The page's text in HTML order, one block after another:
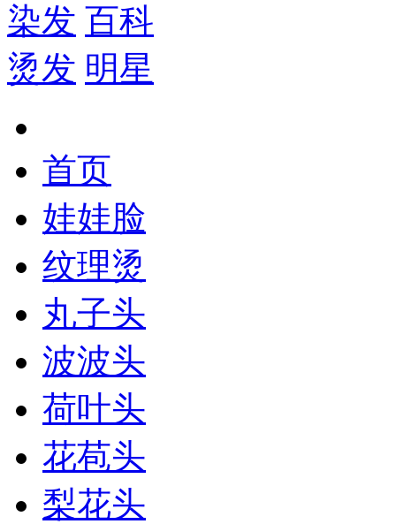
染发 百科
烫发 明星
首页
娃娃脸
纹理烫
丸子头
波波头
荷叶头
花苞头
梨花头